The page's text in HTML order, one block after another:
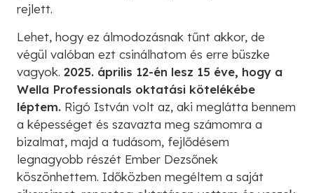
rejlett.
Lehet, hogy ez álmodozásnak tűnt akkor, de
végül valóban ezt csinálhatom és erre büszke
vagyok. 2025. április 12-én lesz 15 éve, hogy a
Wella Professionals oktatási kötelékébe
léptem. Rigó István volt az, aki meglátta bennem
a képességet és szavazta meg számomra a
bizalmat, majd a tudásom, fejlődésem
legnagyobb részét Ember Dezsőnek
köszönhettem. Időközben megéltem a saját